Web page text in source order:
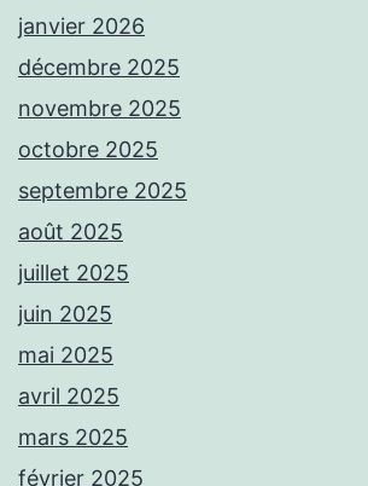
janvier 2026
décembre 2025
novembre 2025
octobre 2025
septembre 2025
août 2025
juillet 2025
juin 2025
mai 2025
avril 2025
mars 2025
février 2025